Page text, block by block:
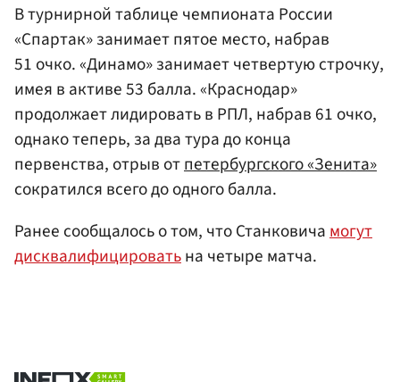
В турнирной таблице чемпионата России
«Спартак» занимает пятое место, набрав
51 очко. «Динамо» занимает четвертую строчку,
имея в активе 53 балла. «Краснодар»
продолжает лидировать в РПЛ, набрав 61 очко,
однако теперь, за два тура до конца
первенства, отрыв отпетербургского «Зенита»
сократился всего до одного балла.
Ранее сообщалось о том, что Станковичамогут
дисквалифицироватьна четыре матча.